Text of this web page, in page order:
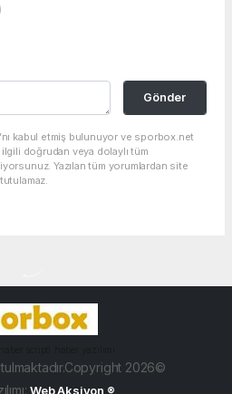
Gönder
kabul etmiş bulunuyor ve sporbox.net
doğrudan veya dolaylı tüm
Yazılan tüm yorumlardan site
2026©
Web Aksiyon ®